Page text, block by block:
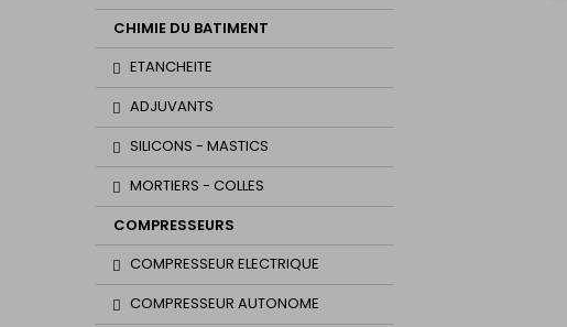
CHIMIE DU BATIMENT
ETANCHEITE
ADJUVANTS
SILICONS - MASTICS
MORTIERS - COLLES
COMPRESSEURS
COMPRESSEUR ELECTRIQUE
COMPRESSEUR AUTONOME